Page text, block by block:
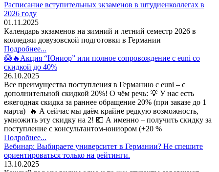
Расписание вступительных экзаменов в штудиенколлегах в
2026 году
01.11.2025
Календарь экзаменов на зимний и летний семестр 2026 в
колледжи довузовской подготовки в Германии
Подробнее...
😱🔥Акция “Юниор” или полное сопровождение с euni со
скидкой до 40%
26.10.2025
Все преимущества поступления в Германию с euni – с
дополнительной скидкой 20%! О чём речь: 💡 У нас есть
ежегодная скидка за раннее обращение 20% (при заказе до 1
марта) 🔥 А сейчас мы даём крайне редкую возможность,
умножить эту скидку на 2! 💶 А именно – получить скидку за
поступление с консультантом-юниором (+20 %
Подробнее...
Вебинар: Выбираете университет в Германии? Не спешите
ориентироваться только на рейтинги.
13.10.2025